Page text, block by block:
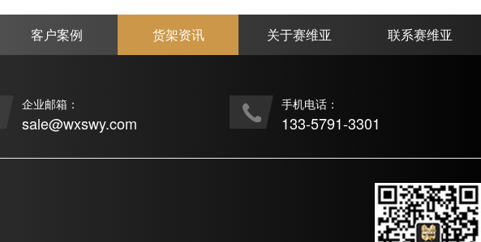
客户案例 货架资讯 关于赛维亚 联系赛维亚
企业邮箱：
sale@wxswy.com
手机电话：
133-5791-3301